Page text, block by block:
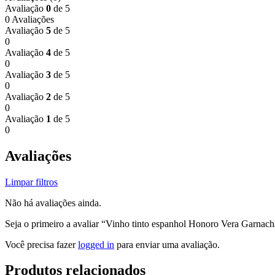
Avaliação 0 de 5
0 Avaliações
Avaliação 5 de 5
0
Avaliação 4 de 5
0
Avaliação 3 de 5
0
Avaliação 2 de 5
0
Avaliação 1 de 5
0
Avaliações
Limpar filtros
Não há avaliações ainda.
Seja o primeiro a avaliar “Vinho tinto espanhol Honoro Vera
Você precisa fazerlogged in para enviar uma avaliação.
Produtos relacionados